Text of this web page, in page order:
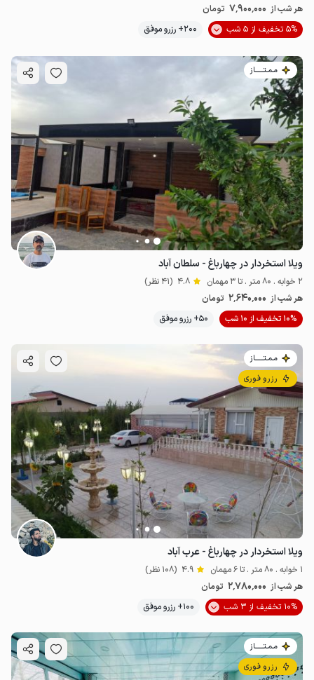
2.64میلیون ت 4.8
هر شب از 7٬900٬000 تومان
5% تخفیف از 5 شب
200+ رزرو موفق
مـمـتــــــاز
ویلا استخردار در چهارباغ - سلطان آباد
2 خوابه . 80 متر . تا 3 مهمان 4.8 (41 نظر)
هر شب از 2٬640٬000 تومان
10% تخفیف از 10 شب
50+ رزرو موفق
مـمـتــــــاز
رزرو فوری
ویلا استخردار در چهارباغ - عرب آباد
1 خوابه . 80 متر . تا 6 مهمان 4.9 (108 نظر)
هر شب از 2٬780٬000 تومان
10% تخفیف از 3 شب
100+ رزرو موفق
مـمـتــــــاز
رزرو فوری